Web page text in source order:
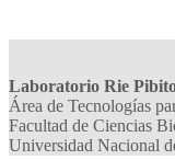
Laboratorio Rie
Área de Tecnologías
Facultad de Ciencias
Universidad Nacional